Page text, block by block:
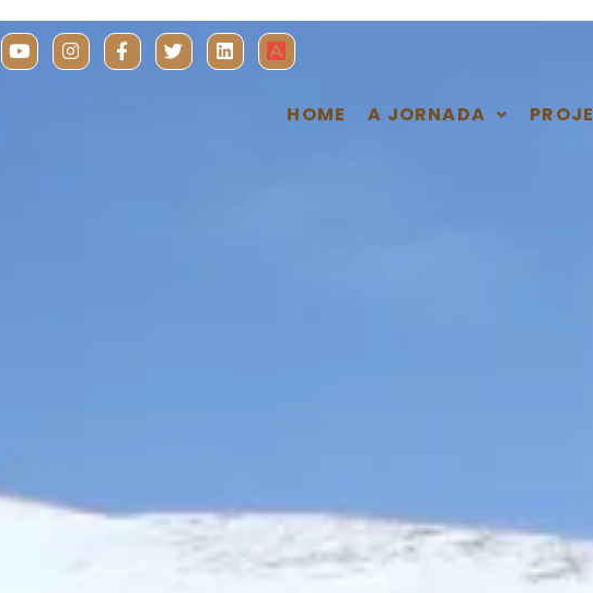
HOME A JORNADA